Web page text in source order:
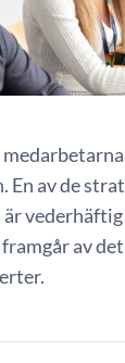
En av de
av